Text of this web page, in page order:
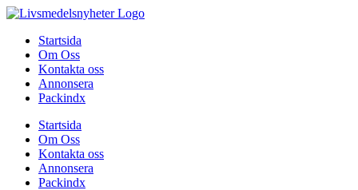
Hoppa
innehållStartsida
Om Oss
Kontakta oss
Annonsera
Packindx
Startsida
Om Oss
Kontakta oss
Annonsera
Packindx